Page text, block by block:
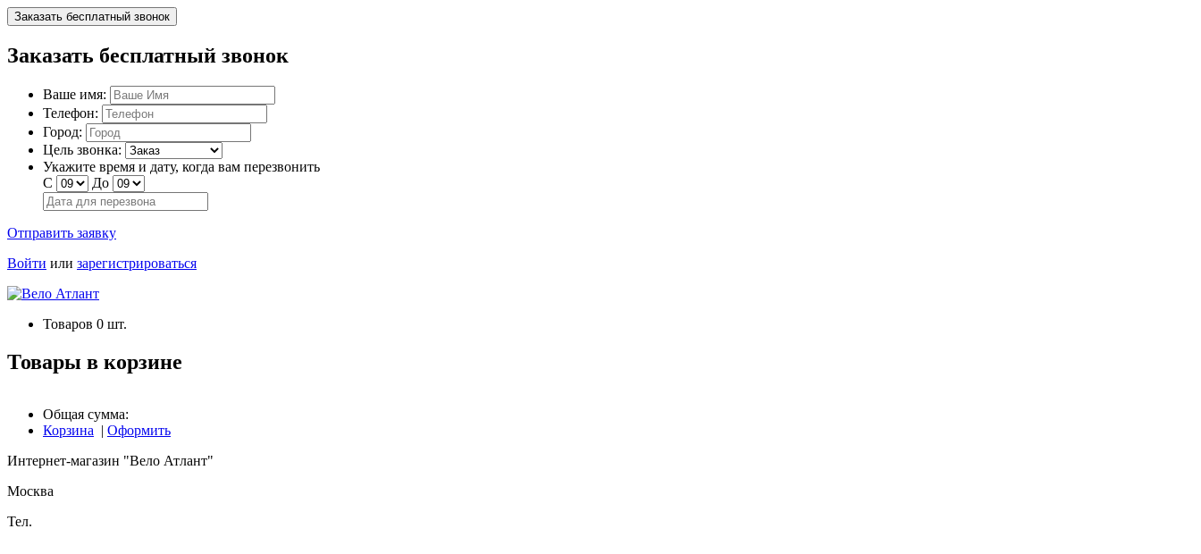
Заказать бесплатный звонок
Заказать бесплатный звонок
Ваше имя:
Телефон:
Город:
Цель звонка:
Укажите время и дату, когда вам перезвонить
С
До
Отправить заявку
Войти или зарегистрироваться
Товаров 0 шт.
Товары в корзине
Общая сумма:
Корзина | Оформить
Интернет-магазин "Вело Атлант"
Москва
Тел.